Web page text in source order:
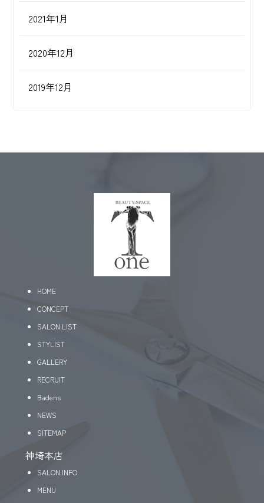
2021年1月
2020年12月
2019年12月
HOME
CONCEPT
SALON LIST
STYLIST
GALLERY
RECRUIT
Badens
NEWS
SITEMAP
神埼本店
SALON INFO
MENU